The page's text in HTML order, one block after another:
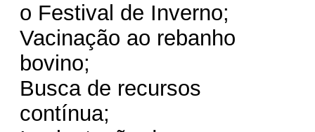
o Festival de Inverno;
Vacinação ao rebanho
bovino;
Busca de recursos
contínua;